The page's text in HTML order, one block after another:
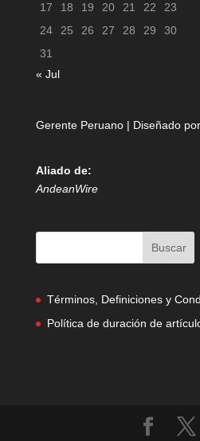
17
18 19 20 21 22
23
24
25 26 27 28 29
30
31
« Jul
Gerente Peruano | Diseñado
Aliado de:
AndeanWire
Términos, Definiciones y
Política de duración de